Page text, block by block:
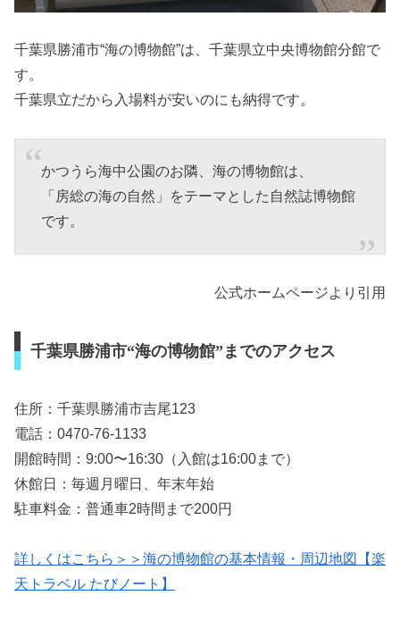
千葉県勝浦市“海の博物館”は、千葉県立中央博物館分館で
す。
千葉県立だから入場料が安いのにも納得です。
かつうら海中公園のお隣、海の博物館は、
「房総の海の自然」をテーマとした自然誌博物館
です。
公式ホームページより引用
千葉県勝浦市“海の博物館”までのアクセス
住所：千葉県勝浦市吉尾123
電話：0470-76-1133
開館時間：9:00〜16:30（入館は16:00まで）
休館日：毎週月曜日、年末年始
駐車料金：普通車2時間まで200円
詳しくはこちら＞＞海の博物館の基本情報・周辺地図【楽
天トラベル たびノート】